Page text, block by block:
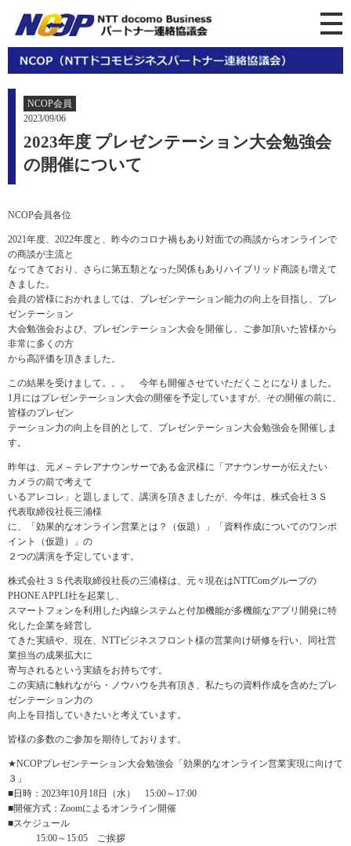
NCOP会員
2023/09/06
2023年度 プレゼンテーション大会勉強会
の開催について
NCOP会員各位
2021年度、2022年度と、昨今のコロナ禍もあり対面での商談からオンラインで
の商談が主流と
なってきており、さらに第五類となった関係もありハイブリッド商談も増えて
きました。
会員の皆様におかれましては、プレゼンテーション能力の向上を目指し、プレ
ゼンテーション
大会勉強会および、プレゼンテーション大会を開催し、ご参加頂いた皆様から
非常に多くの方
から高評価を頂きました。
この結果を受けまして。。。 今年も開催させていただくことになりました。
1月にはプレゼンテーション大会の開催を予定していますが、その開催の前に、
皆様のプレゼン
テーション力の向上を目的として、プレゼンテーション大会勉強会を開催しま
す。
昨年は、元メ～テレアナウンサーである金沢様に「アナウンサーが伝えたい
カメラの前で考えて
いるアレコレ」と題しまして、講演を頂きましたが、今年は、株式会社３Ｓ
代表取締役社長三浦様
に、「効果的なオンライン営業とは？（仮題）」「資料作成についてのワンポ
イント（仮題）」の
２つの講演を予定しています。
株式会社３Ｓ代表取締役社長の三浦様は、元々現在はNTTComグループの
PHONE APPLI社を起業し、
スマートフォンを利用した内線システムと付加機能が多機能なアプリ開発に特
化した企業を経営し
てきた実績や、現在、NTTビジネスフロント様の営業向け研修を行い、同社営
業担当の成果拡大に
寄与されるという実績をお持ちです。
この実績に触れながら・ノウハウを共有頂き、私たちの資料作成を含めたプレ
ゼンテーション力の
向上を目指していきたいと考えています。
皆様の多数のご参加を期待しております。
★NCOPプレゼンテーション大会勉強会「効果的なオンライン営業実現に向けて
３」
■日時：2023年10月18日（水） 15:00～17:00
■開催方式：Zoomによるオンライン開催
■スケジュール
15:00～15:05 ご挨拶